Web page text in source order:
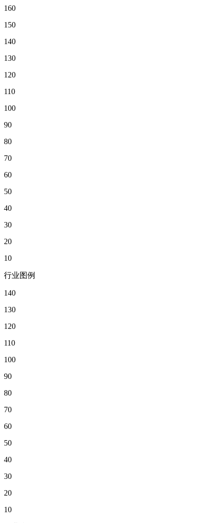
160
150
140
130
120
110
100
90
80
70
60
50
40
30
20
10
行业图例
140
130
120
110
100
90
80
70
60
50
40
30
20
10